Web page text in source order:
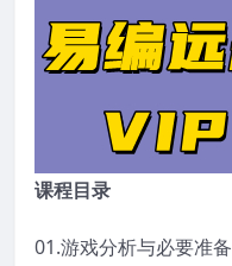
课程目录
01.游戏分析与必要准备